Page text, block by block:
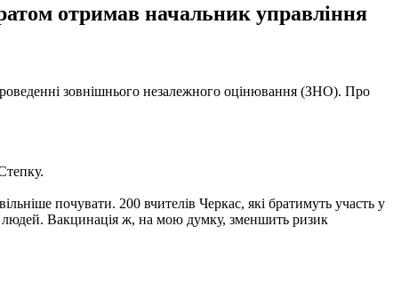
отримав начальник управління
зовнішнього незалежного оцінювання (ЗНО). Про
почувати. 200 вчителів Черкас, які братимуть участь у
людей. Вакцинація ж, на мою думку, зменшить ризик